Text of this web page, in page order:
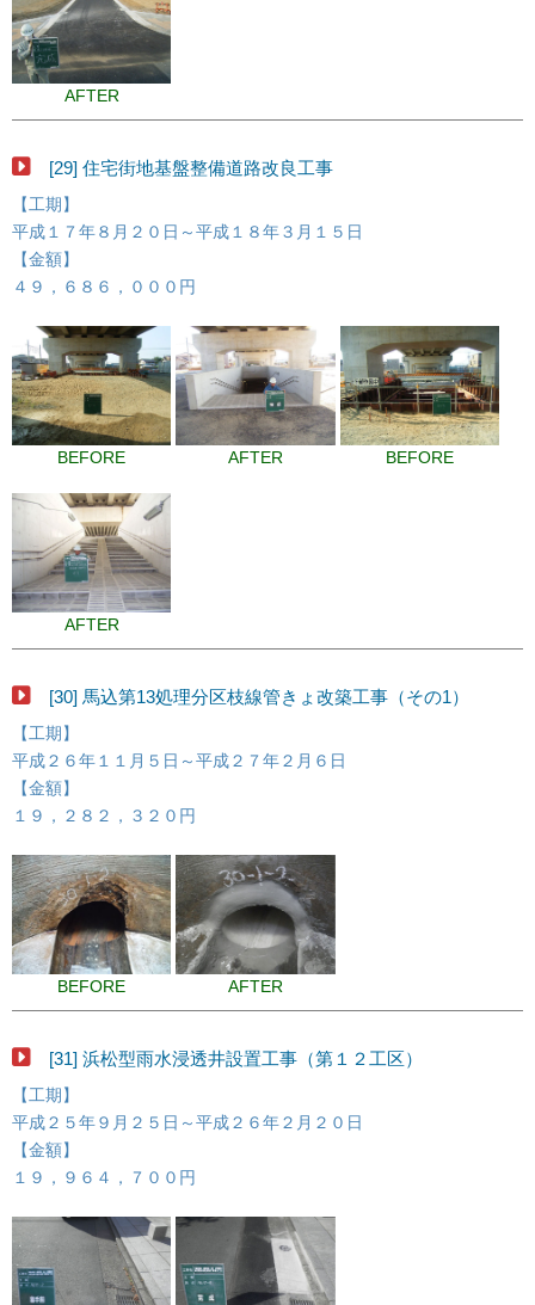
AFTER
[29] 住宅街地基盤整備道路改良工事
【工期】
平成１７年８月２０日～平成１８年３月１５日
【金額】
４９，６８６，０００円
BEFORE AFTER BEFORE
AFTER
[30] 馬込第13処理分区枝線管きょ改築工事（その1）
【工期】
平成２６年１１月５日～平成２７年２月６日
【金額】
１９，２８２，３２０円
BEFORE AFTER
[31] 浜松型雨水浸透井設置工事（第１２工区）
【工期】
平成２５年９月２５日～平成２６年２月２０日
【金額】
１９，９６４，７００円